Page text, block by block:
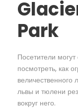
Park
Посетители
посмотреть, как
величественного
львы и тюлени
вокруг него.